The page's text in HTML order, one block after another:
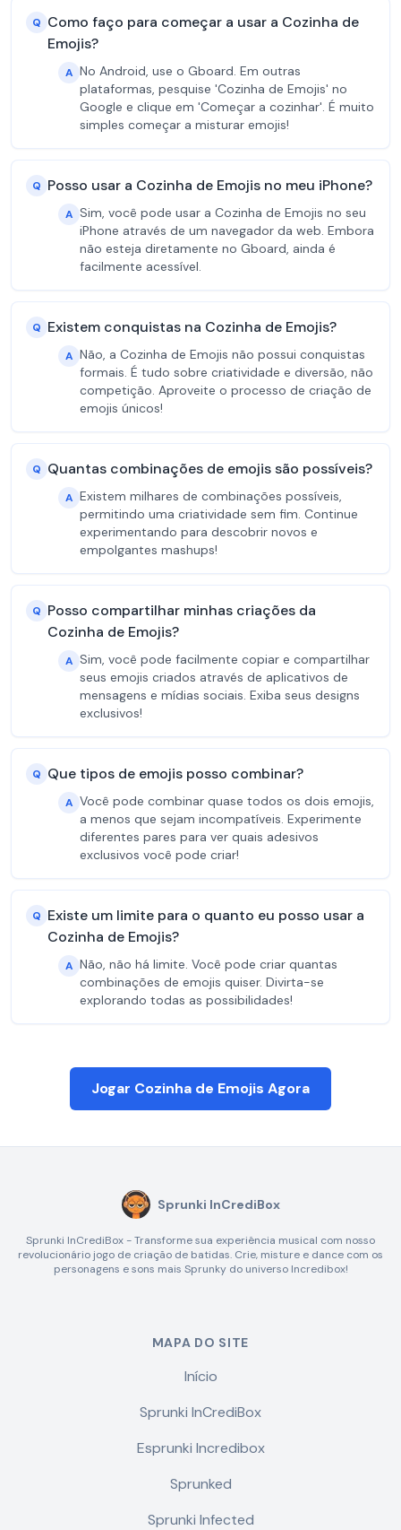
Q Como faço para começar a usar a Cozinha de
Emojis?
A No Android, use o Gboard. Em outras
plataformas, pesquise 'Cozinha de Emojis' no
Google e clique em 'Começar a cozinhar'. É muito
simples começar a misturar emojis!
Q Posso usar a Cozinha de Emojis no meu iPhone?
A Sim, você pode usar a Cozinha de Emojis no seu
iPhone através de um navegador da web. Embora
não esteja diretamente no Gboard, ainda é
facilmente acessível.
Q Existem conquistas na Cozinha de Emojis?
A Não, a Cozinha de Emojis não possui conquistas
formais. É tudo sobre criatividade e diversão, não
competição. Aproveite o processo de criação de
emojis únicos!
Q Quantas combinações de emojis são possíveis?
A Existem milhares de combinações possíveis,
permitindo uma criatividade sem fim. Continue
experimentando para descobrir novos e
empolgantes mashups!
Q Posso compartilhar minhas criações da
Cozinha de Emojis?
A Sim, você pode facilmente copiar e compartilhar
seus emojis criados através de aplicativos de
mensagens e mídias sociais. Exiba seus designs
exclusivos!
Q Que tipos de emojis posso combinar?
A Você pode combinar quase todos os dois emojis,
a menos que sejam incompatíveis. Experimente
diferentes pares para ver quais adesivos
exclusivos você pode criar!
Q Existe um limite para o quanto eu posso usar a
Cozinha de Emojis?
A Não, não há limite. Você pode criar quantas
combinações de emojis quiser. Divirta-se
explorando todas as possibilidades!
Jogar Cozinha de Emojis Agora
Sprunki InCrediBox
Sprunki InCrediBox - Transforme sua experiência musical com nosso
revolucionário jogo de criação de batidas. Crie, misture e dance com os
personagens e sons mais Sprunky do universo Incredibox!
MAPA DO SITE
Início
Sprunki InCrediBox
Esprunki Incredibox
Sprunked
Sprunki Infected